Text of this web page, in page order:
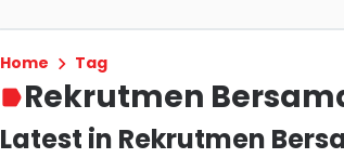
Home Tag
Rekrutmen
Latest in Rekrutmen